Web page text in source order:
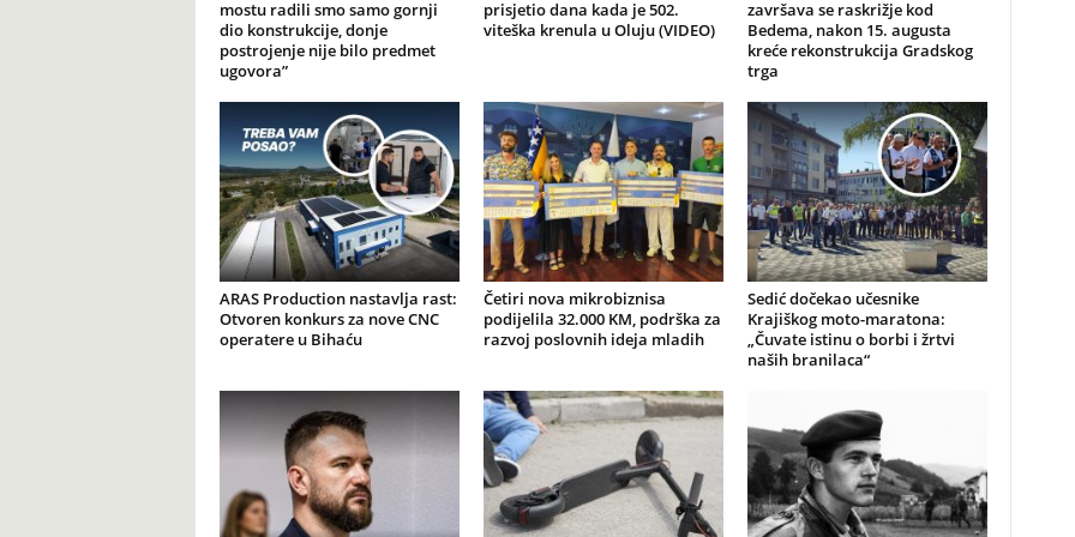
mostu radili smo samo gornji
dio konstrukcije, donje
postrojenje nije bilo predmet
ugovora”
prisjetio dana kada je 502.
viteška krenula u Oluju (VIDEO)
završava se raskrižje kod
Bedema, nakon 15. augusta
kreće rekonstrukcija Gradskog
trga
ARAS Production nastavlja rast:
Otvoren konkurs za nove CNC
operatere u Bihaću
Četiri nova mikrobiznisa
podijelila 32.000 KM, podrška za
razvoj poslovnih ideja mladih
Sedić dočekao učesnike
Krajiškog moto-maratona:
„Čuvate istinu o borbi i žrtvi
naših branilaca“